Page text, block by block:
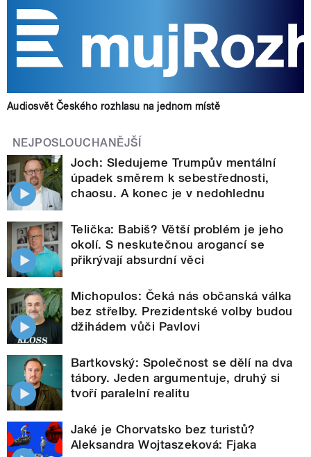
Audiosvět Českého rozhlasu na jednom místě
NEJPOSLOUCHANĚJŠÍ
Joch: Sledujeme Trumpův mentální
úpadek směrem k sebestřednosti,
chaosu. A konec je v nedohlednu
Telička: Babiš? Větší problém je jeho
okolí. S neskutečnou arogancí se
přikrývají absurdní věci
Michopulos: Čeká nás občanská válka
bez střelby. Prezidentské volby budou
džihádem vůči Pavlovi
Bartkovský: Společnost se dělí na dva
tábory. Jeden argumentuje, druhý si
tvoří paralelní realitu
Jaké je Chorvatsko bez turistů?
Aleksandra Wojtaszeková: Fjaka